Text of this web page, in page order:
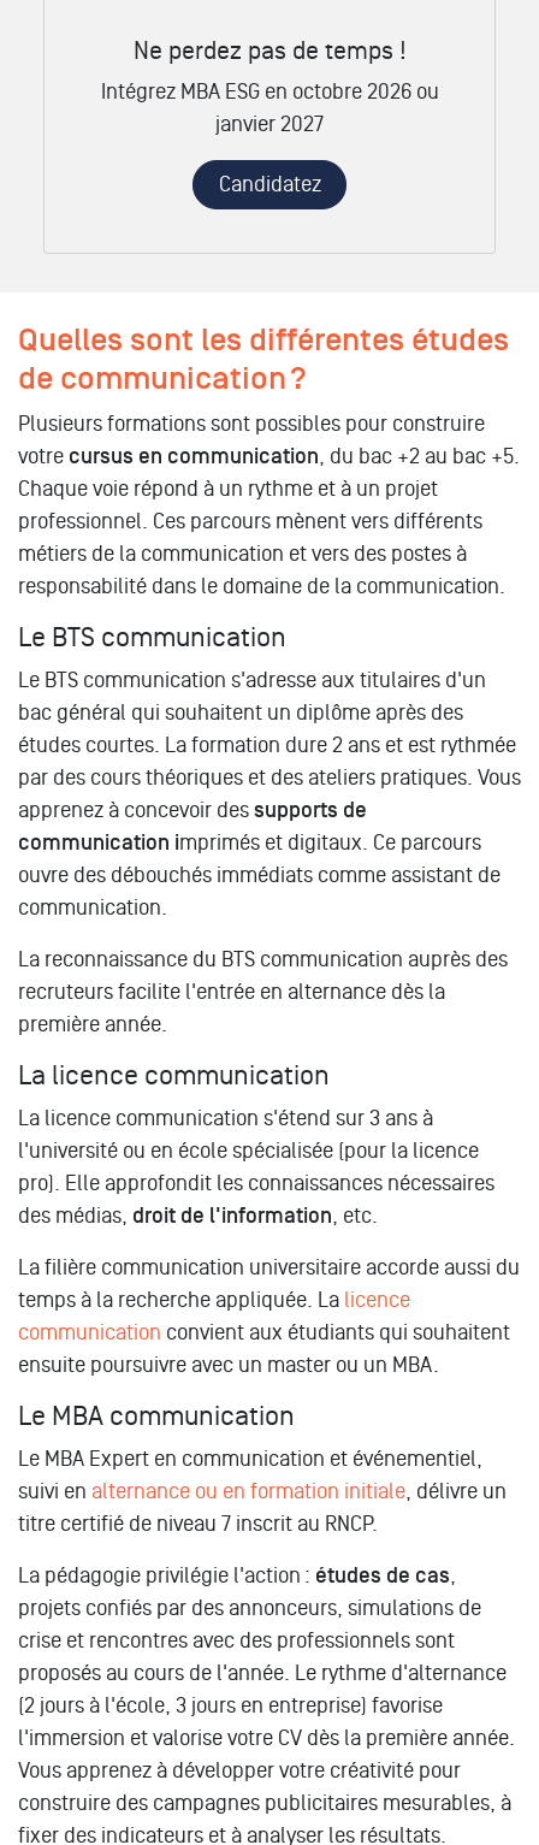
Ne perdez pas de temps !
Intégrez MBA ESG en octobre 2026 ou
janvier 2027
Candidatez
Quelles sont les différentes études
de communication ?
Plusieurs formations sont possibles pour construire
votre cursus en communication , du bac +2 au bac +5.
Chaque voie répond à un rythme et à un projet
professionnel. Ces parcours mènent vers différents
métiers de la communication et vers des postes à
responsabilité dans le domaine de la communication.
Le BTS communication
Le BTS communication s'adresse aux titulaires d'un
bac général qui souhaitent un diplôme après des
études courtes. La formation dure 2 ans et est rythmée
par des cours théoriques et des ateliers pratiques. Vous
apprenez à concevoir des supports de
communication imprimés et digitaux. Ce parcours
ouvre des débouchés immédiats comme assistant de
communication.
La reconnaissance du BTS communication auprès des
recruteurs facilite l'entrée en alternance dès la
première année.
La licence communication
La licence communication s'étend sur 3 ans à
l'université ou en école spécialisée (pour la licence
pro). Elle approfondit les connaissances nécessaires
des médias, droit de l'information , etc.
La filière communication universitaire accorde aussi du
temps à la recherche appliquée. La licence
communication convient aux étudiants qui souhaitent
ensuite poursuivre avec un master ou un MBA.
Le MBA communication
Le MBA Expert en communication et événementiel,
suivi en alternance ou en formation initiale , délivre un
titre certifié de niveau 7 inscrit au RNCP.
La pédagogie privilégie l'action : études de cas
projets confiés par des annonceurs, simulations de
crise et rencontres avec des professionnels sont
proposés au cours de l'année. Le rythme d'alternance
(2 jours à l'école, 3 jours en entreprise) favorise
l'immersion et valorise votre CV dès la première année.
Vous apprenez à développer votre créativité pour
construire des campagnes publicitaires mesurables, à
fixer des indicateurs et à analyser les résultats.